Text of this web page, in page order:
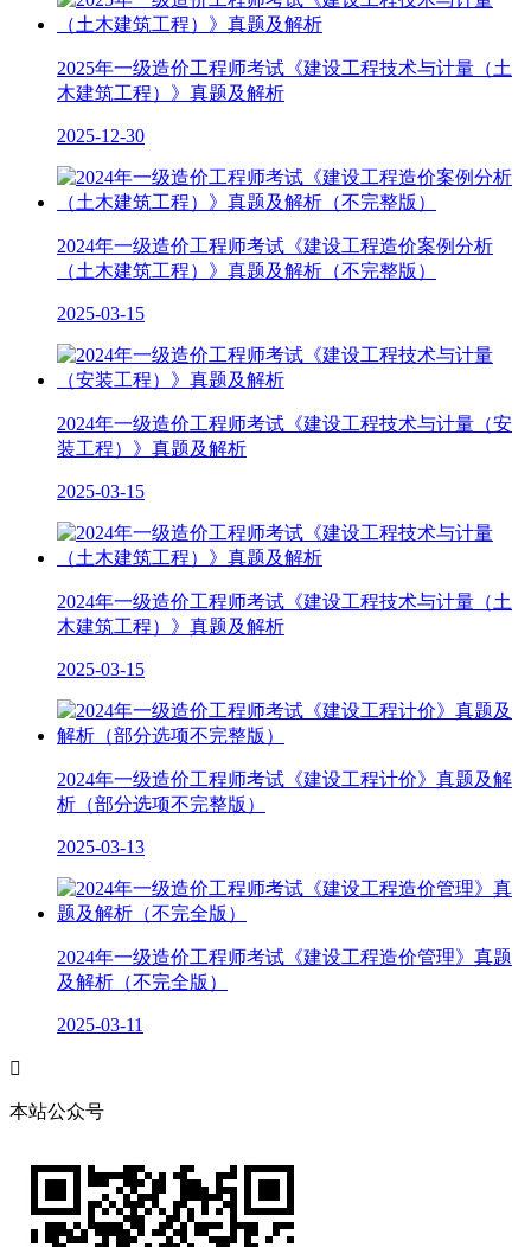
2025年一级造价工程师考试《建设工程技术与计量（土
木建筑工程）》真题及解析
2025-12-30
2024年一级造价工程师考试《建设工程造价案例分析
（土木建筑工程）》真题及解析（不完整版）
2025-03-15
2024年一级造价工程师考试《建设工程技术与计量（安
装工程）》真题及解析
2025-03-15
2024年一级造价工程师考试《建设工程技术与计量（土
木建筑工程）》真题及解析
2025-03-15
2024年一级造价工程师考试《建设工程计价》真题及解
析（部分选项不完整版）
2025-03-13
2024年一级造价工程师考试《建设工程造价管理》真题
及解析（不完全版）
2025-03-11

本站公众号